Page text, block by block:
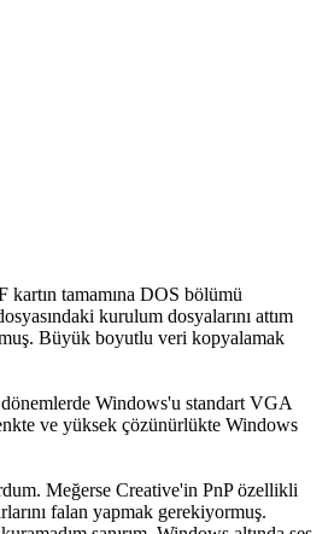
tamamına DOS bölümü
kurulum dosyalarını attım
Büyük boyutlu veri kopyalamak
Windows'u standart VGA
ve yüksek çözünürlükte Windows
Meğerse Creative'in PnP özellikli
falan yapmak gerekiyormuş.